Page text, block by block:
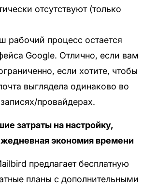
отсутствуют (только
рабочий процесс остается
Google. Отлично, если вам
если хотите, чтобы
выглядела одинаково во
провайдерах.
затраты на настройку,
экономия времени
предлагает бесплатную
планы с дополнительными